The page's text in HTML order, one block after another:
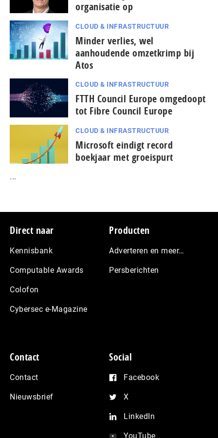
organisatie op
CLOUD & INFRASTRUCTUUR
Minder verlies, wel
aanhoudende omzetkrimp bij
Atos
CLOUD & INFRASTRUCTUUR
FTTH Council Europe omgedoopt
tot Fibre Council Europe
CLOUD & INFRASTRUCTUUR
Microsoft eindigt record
boekjaar met groeispurt
...
Footer
Direct naar
Kennisbank
Computable Awards
Colofon
Cybersec e-Magazine
Producten
Adverteren en meer…
Persberichten
Contact
Contact
Nieuwsbrief
Social
Facebook
X
LinkedIn
YouTube